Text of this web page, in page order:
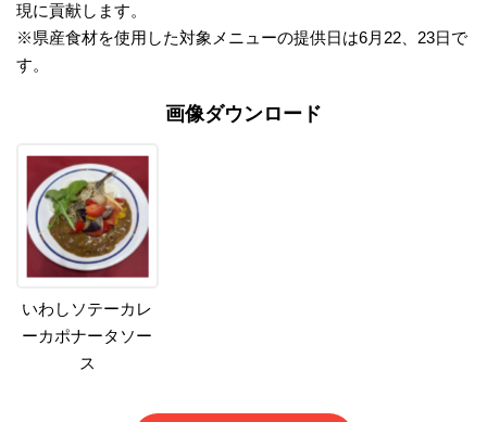
現に貢献します。
※県産食材を使用した対象メニューの提供日は6月22、23日で
す。
画像ダウンロード
いわしソテーカレ
ーカポナータソー
ス